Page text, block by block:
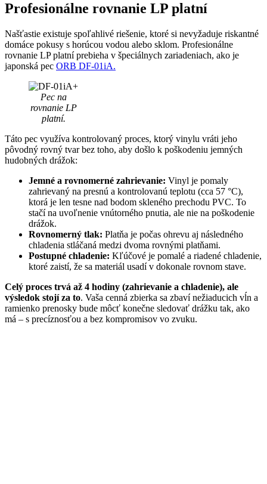
Profesionálne rovnanie LP platní
Našťastie existuje spoľahlivé riešenie, ktoré si nevyžaduje riskantné
domáce pokusy s horúcou vodou alebo sklom. Profesionálne
rovnanie LP platní prebieha v špeciálnych zariadeniach, ako je
japonská pec ORB DF-01iA.
Pec na
rovnanie LP
platní.
Táto pec využíva kontrolovaný proces, ktorý vinylu vráti jeho
pôvodný rovný tvar bez toho, aby došlo k poškodeniu jemných
hudobných drážok:
Jemné a rovnomerné zahrievanie: Vinyl je pomaly
zahrievaný na presnú a kontrolovanú teplotu (cca 57 °C),
ktorá je len tesne nad bodom skleného prechodu PVC. To
stačí na uvoľnenie vnútorného pnutia, ale nie na poškodenie
drážok.
Rovnomerný tlak: Platňa je počas ohrevu aj následného
chladenia stláčaná medzi dvoma rovnými platňami.
Postupné chladenie: Kľúčové je pomalé a riadené chladenie,
ktoré zaistí, že sa materiál usadí v dokonale rovnom stave.
Celý proces trvá až 4 hodiny (zahrievanie a chladenie), ale
výsledok stojí za to. Vaša cenná zbierka sa zbaví nežiaducich vĺn a
ramienko prenosky bude môcť konečne sledovať drážku tak, ako
má – s precíznosťou a bez kompromisov vo zvuku.